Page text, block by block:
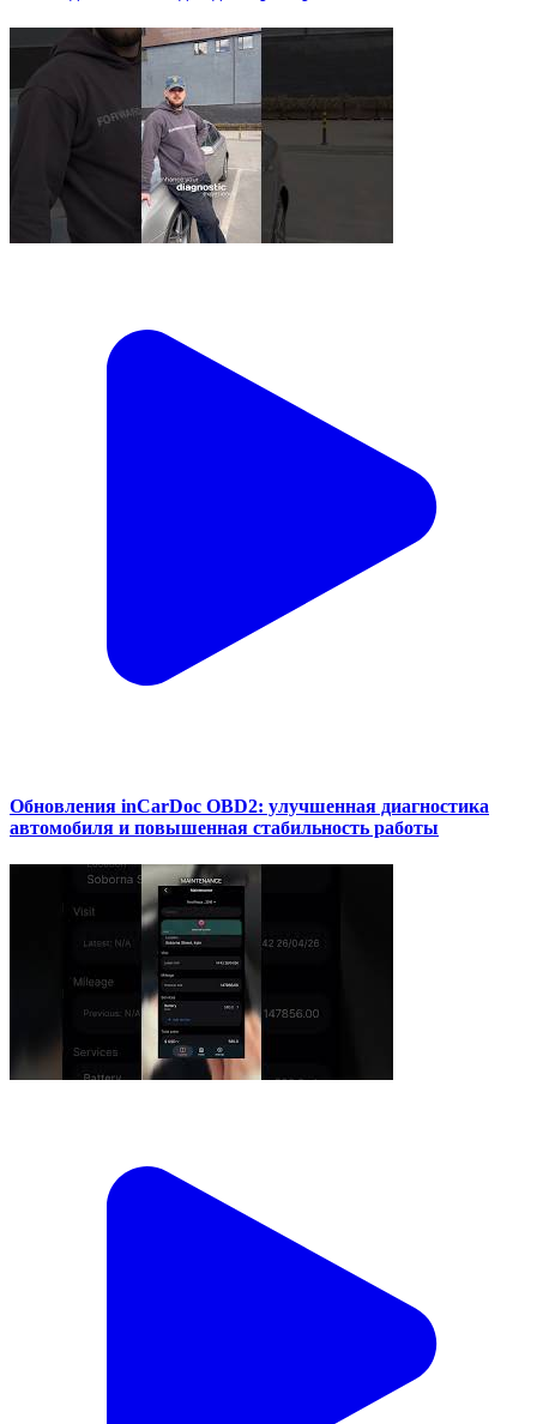
Обновления inCarDoc OBD2: улучшенная диагностика
автомобиля и повышенная стабильность работы